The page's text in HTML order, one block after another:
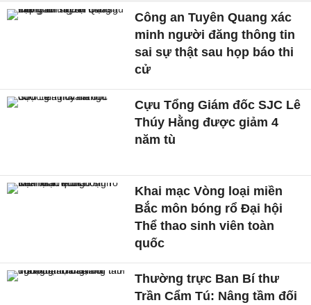
Công an Tuyên Quang xác
minh người đăng thông tin
sai sự thật sau họp báo thi
cử
Cựu Tổng Giám đốc SJC Lê
Thúy Hằng được giảm 4
năm tù
Khai mạc Vòng loại miền
Bắc môn bóng rổ Đại hội
Thể thao sinh viên toàn
quốc
Thường trực Ban Bí thư
Trần Cẩm Tú: Nâng tầm đối